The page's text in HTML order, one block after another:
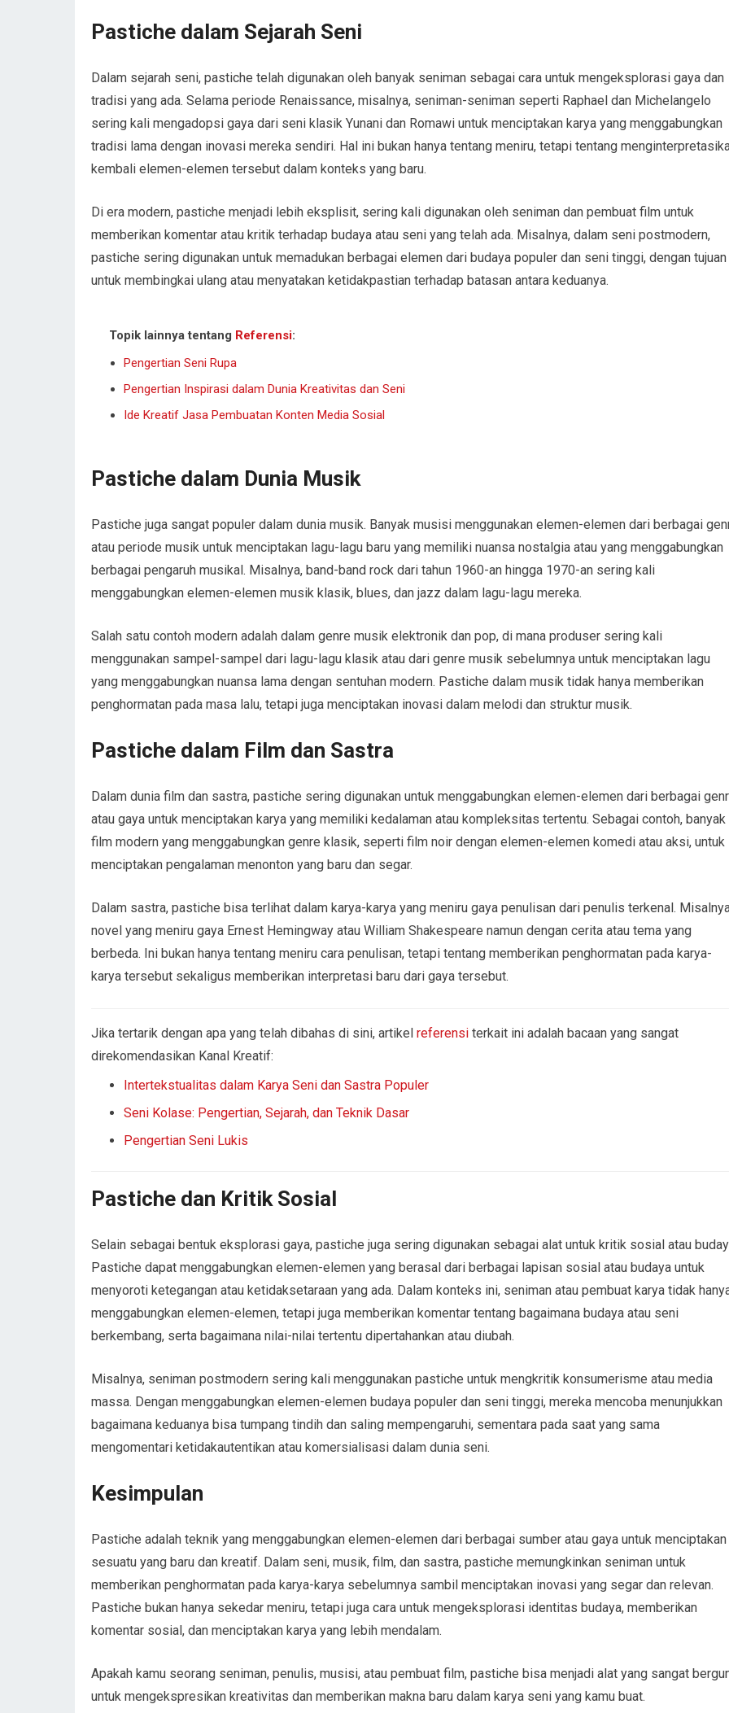
Pastiche dalam Sejarah Seni
Dalam sejarah seni, pastiche telah digunakan oleh banyak seniman sebagai cara untuk mengeksplorasi gaya dan
tradisi yang ada. Selama periode Renaissance, misalnya, seniman-seniman seperti Raphael dan Michelangelo
sering kali mengadopsi gaya dari seni klasik Yunani dan Romawi untuk menciptakan karya yang menggabungkan
tradisi lama dengan inovasi mereka sendiri. Hal ini bukan hanya tentang meniru, tetapi tentang
kembali elemen-elemen tersebut dalam konteks yang baru.
Di era modern, pastiche menjadi lebih eksplisit, sering kali digunakan oleh seniman dan pembuat film untuk
memberikan komentar atau kritik terhadap budaya atau seni yang telah ada. Misalnya, dalam seni postmodern,
pastiche sering digunakan untuk memadukan berbagai elemen dari budaya populer dan seni tinggi, dengan tujuan
untuk membingkai ulang atau menyatakan ketidakpastian terhadap batasan antara keduanya.
Topik lainnya tentang Referensi:
Pengertian Seni Rupa
Pengertian Inspirasi dalam Dunia Kreativitas dan Seni
Ide Kreatif Jasa Pembuatan Konten Media Sosial
Pastiche dalam Dunia Musik
Pastiche juga sangat populer dalam dunia musik. Banyak musisi menggunakan elemen-elemen dari berbagai
atau periode musik untuk menciptakan lagu-lagu baru yang memiliki nuansa nostalgia atau yang menggabungkan
berbagai pengaruh musikal. Misalnya, band-band rock dari tahun 1960-an hingga 1970-an sering kali
menggabungkan elemen-elemen musik klasik, blues, dan jazz dalam lagu-lagu mereka.
Salah satu contoh modern adalah dalam genre musik elektronik dan pop, di mana produser sering kali
menggunakan sampel-sampel dari lagu-lagu klasik atau dari genre musik sebelumnya untuk menciptakan lagu
yang menggabungkan nuansa lama dengan sentuhan modern. Pastiche dalam musik tidak hanya memberikan
penghormatan pada masa lalu, tetapi juga menciptakan inovasi dalam melodi dan struktur musik.
Pastiche dalam Film dan Sastra
Dalam dunia film dan sastra, pastiche sering digunakan untuk menggabungkan elemen-elemen dari berbagai
atau gaya untuk menciptakan karya yang memiliki kedalaman atau kompleksitas tertentu. Sebagai contoh, banyak
film modern yang menggabungkan genre klasik, seperti film noir dengan elemen-elemen komedi atau aksi, untuk
menciptakan pengalaman menonton yang baru dan segar.
Dalam sastra, pastiche bisa terlihat dalam karya-karya yang meniru gaya penulisan dari penulis terkenal.
novel yang meniru gaya Ernest Hemingway atau William Shakespeare namun dengan cerita atau tema yang
berbeda. Ini bukan hanya tentang meniru cara penulisan, tetapi tentang memberikan penghormatan pada karya-
karya tersebut sekaligus memberikan interpretasi baru dari gaya tersebut.
Jika tertarik dengan apa yang telah dibahas di sini, artikel referensi terkait ini adalah bacaan yang sangat
direkomendasikan Kanal Kreatif:
Intertekstualitas dalam Karya Seni dan Sastra Populer
Seni Kolase: Pengertian, Sejarah, dan Teknik Dasar
Pengertian Seni Lukis
Pastiche dan Kritik Sosial
Selain sebagai bentuk eksplorasi gaya, pastiche juga sering digunakan sebagai alat untuk kritik sosial atau
Pastiche dapat menggabungkan elemen-elemen yang berasal dari berbagai lapisan sosial atau budaya untuk
menyoroti ketegangan atau ketidaksetaraan yang ada. Dalam konteks ini, seniman atau pembuat karya tidak
menggabungkan elemen-elemen, tetapi juga memberikan komentar tentang bagaimana budaya atau seni
berkembang, serta bagaimana nilai-nilai tertentu dipertahankan atau diubah.
Misalnya, seniman postmodern sering kali menggunakan pastiche untuk mengkritik konsumerisme atau media
massa. Dengan menggabungkan elemen-elemen budaya populer dan seni tinggi, mereka mencoba menunjukkan
bagaimana keduanya bisa tumpang tindih dan saling mempengaruhi, sementara pada saat yang sama
mengomentari ketidakautentikan atau komersialisasi dalam dunia seni.
Kesimpulan
Pastiche adalah teknik yang menggabungkan elemen-elemen dari berbagai sumber atau gaya untuk menciptakan
sesuatu yang baru dan kreatif. Dalam seni, musik, film, dan sastra, pastiche memungkinkan seniman untuk
memberikan penghormatan pada karya-karya sebelumnya sambil menciptakan inovasi yang segar dan relevan.
Pastiche bukan hanya sekedar meniru, tetapi juga cara untuk mengeksplorasi identitas budaya, memberikan
komentar sosial, dan menciptakan karya yang lebih mendalam.
Apakah kamu seorang seniman, penulis, musisi, atau pembuat film, pastiche bisa menjadi alat yang sangat
untuk mengekspresikan kreativitas dan memberikan makna baru dalam karya seni yang kamu buat.